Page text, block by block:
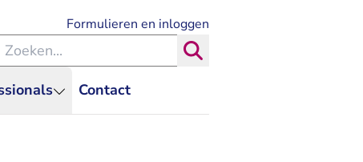
Contact
Formulieren en inloggen
binnen de Rechtspraak